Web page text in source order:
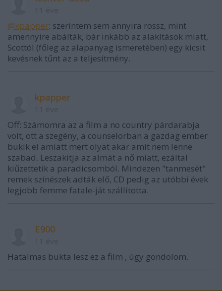
@kpapper: szerintem sem annyira rossz, mint
amennyire abálták, bár inkább az alakítások miatt,
Scottól (főleg az alapanyag ismeretében) egy kicsit
kevésnek tűnt az a teljesítmény.
kpapper
Off: Számomra az a film a no country párdarabja
volt, ott a szegény, a counselorban a gazdag ember
bukik el amiatt mert olyat akar amit nem lenne
szabad. Leszakitja az almát a nő miatt, ezáltal
kiűzettetik a paradicsomból. Mindezen "tanmesét"
remek színészek adták elő, CD pedig az utóbbi évek
legjobb femme fatale-ját szállította.
E900
Hatalmas bukta lesz ez a film , úgy gondolom.